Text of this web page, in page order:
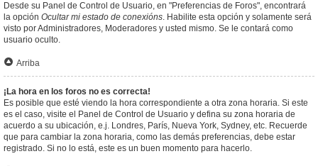
Desde su Panel de Control de Usuario, en "Preferencias de Foros", encontrará
la opción Ocultar mi estado de conexións. Habilite esta opción y solamente será
visto por Administradores, Moderadores y usted mismo. Se le contará como
usuario oculto.
Arriba
¡La hora en los foros no es correcta!
Es posible que esté viendo la hora correspondiente a otra zona horaria. Si este
es el caso, visite el Panel de Control de Usuario y defina su zona horaria de
acuerdo a su ubicación, e.j. Londres, París, Nueva York, Sydney, etc. Recuerde
que para cambiar la zona horaria, como las demás preferencias, debe estar
registrado. Si no lo está, este es un buen momento para hacerlo.